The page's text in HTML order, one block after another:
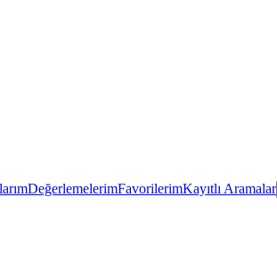
DeğerlemelerimFavorilerimKayıtlı Aramalar